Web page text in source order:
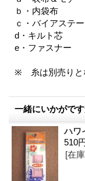
ｂ・内袋布
ｃ・バイアステ
d・キルト芯
e・ファスナー
※ 糸は別売りと
一緒にいかがです
ハワ
510
[在